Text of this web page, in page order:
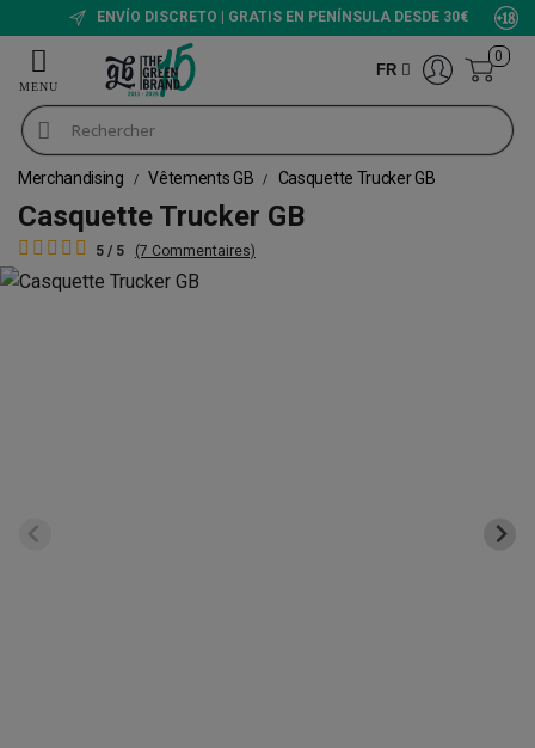
ENVÍO DISCRETO | GRATIS EN PENÍNSULA DESDE 30€
FR
0
Merchandising Vêtements GB Casquette Trucker GB
Casquette Trucker GB
5 / 5 (7 Commentaires)